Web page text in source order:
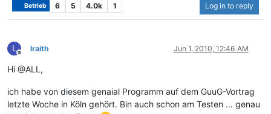
Betrieb 6 5 4.0k 1 Log in to reply
L
Offline
lraith Jun 1, 2010, 12:46 AM
Hi @ALL,
ich habe von diesem genaial Programm auf dem GuuG-Vortrag
letzte Woche in Köln gehört. Bin auch schon am Testen … genau